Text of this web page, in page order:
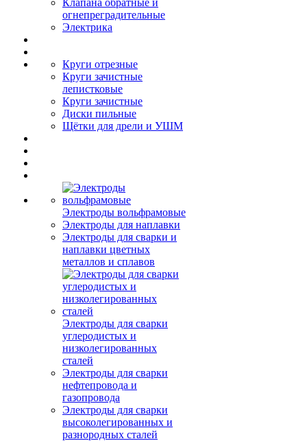
Клапана обратные и
огнепреградительные
Электрика
Круги отрезные
Круги зачистные
лепистковые
Круги зачистные
Диски пильные
Щётки для дрели и УШМ
Электроды вольфрамовые
Электроды для наплавки
Электроды для сварки и
наплавки цветных
металлов и сплавов
Электроды для сварки
углеродистых и
низколегированных
сталей
Электроды для сварки
нефтепровода и
газопровода
Электроды для сварки
высоколегированных и
разнородных сталей